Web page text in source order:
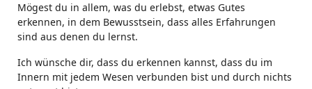
Mögest du in allem, was du erlebst, etwas Gutes
erkennen, in dem Bewusstsein, dass alles Erfahrungen
sind aus denen du lernst.
Ich wünsche dir, dass du erkennen kannst, dass du im
Innern mit jedem Wesen verbunden bist und durch nichts